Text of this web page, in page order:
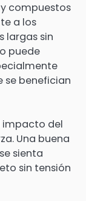
compuestos
a los
largas sin
puede
se benefician
impacto del
Una buena
sienta
sin tensión